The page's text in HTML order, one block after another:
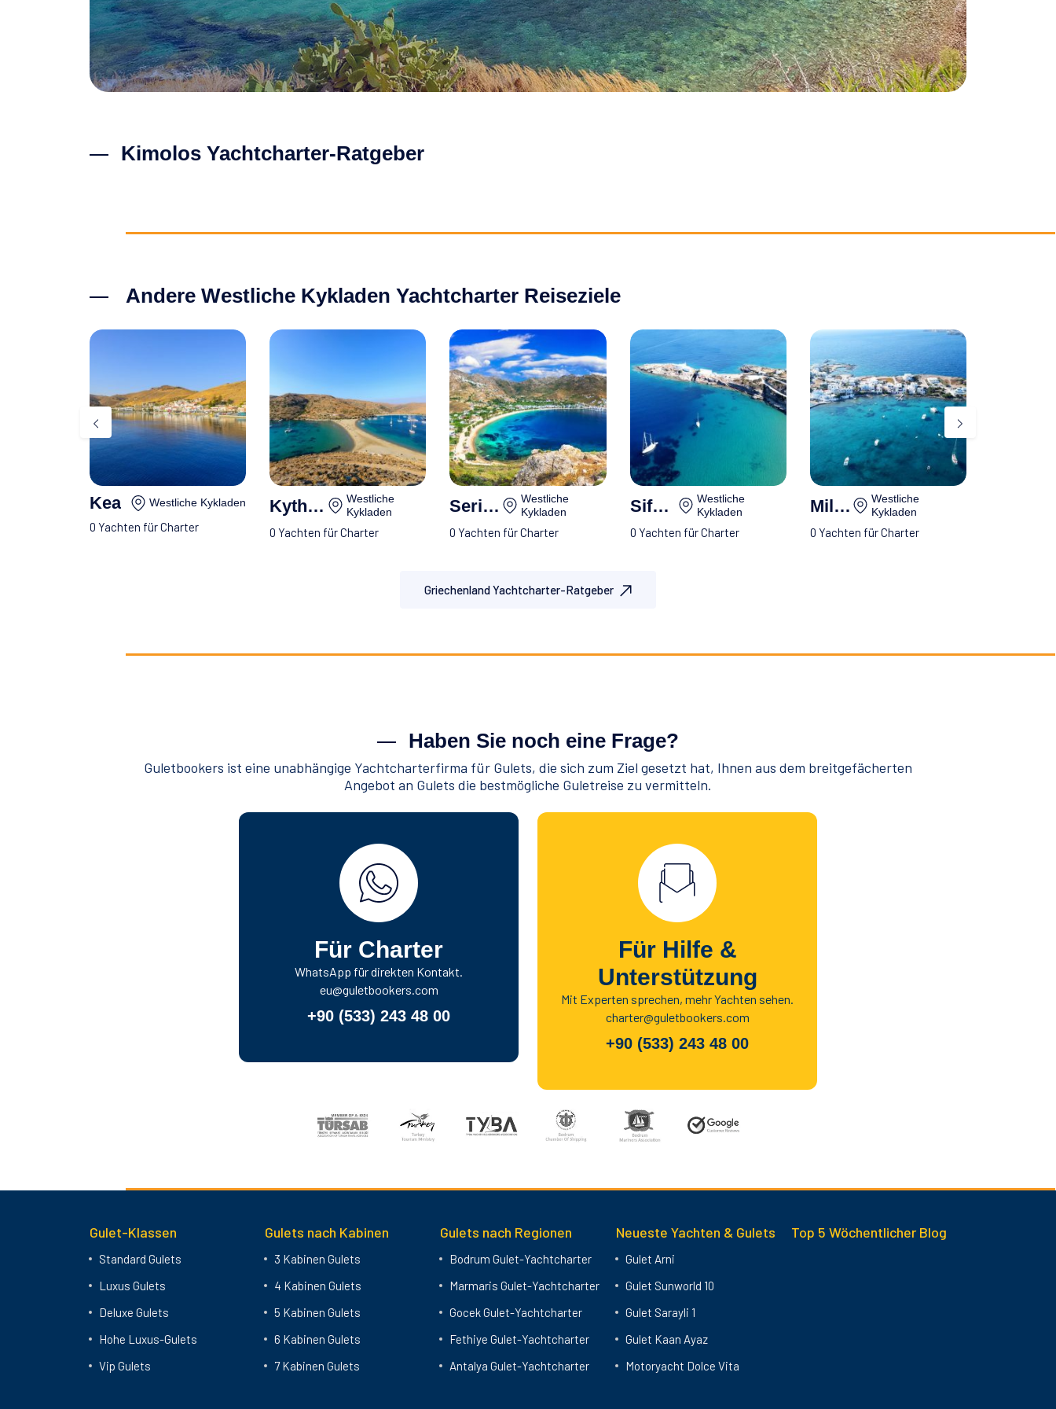
Kimolos Yachtcharter-Ratgeber
Andere Westliche Kykladen Yachtcharter Reiseziele
Kea Westliche Kykladen
0 Yachten für Charter
Kythnos
Westliche
Kykladen
0 Yachten für Charter
Serifos
Westliche
Kykladen
0 Yachten für Charter
Sifnos
Westliche
Kykladen
0 Yachten für Charter
Milos
Westliche
Kykladen
0 Yachten für Charter
Griechenland Yachtcharter-Ratgeber
Haben Sie noch eine Frage?
Guletbookers ist eine unabhängige Yachtcharterfirma für Gulets, die sich zum Ziel gesetzt hat, Ihnen aus dem breitgefächerten
Angebot an Gulets die bestmögliche Guletreise zu vermitteln.
Für Charter
WhatsApp für direkten Kontakt.
eu@guletbookers.com
+90 (533) 243 48 00
Für Hilfe &
Unterstützung
Mit Experten sprechen, mehr Yachten sehen.
charter@guletbookers.com
+90 (533) 243 48 00
Gulet-Klassen
Standard Gulets
Luxus Gulets
Deluxe Gulets
Hohe Luxus-Gulets
Vip Gulets
Gulets nach Kabinen
3 Kabinen Gulets
4 Kabinen Gulets
5 Kabinen Gulets
6 Kabinen Gulets
7 Kabinen Gulets
Gulets nach Regionen
Bodrum Gulet-Yachtcharter
Marmaris Gulet-Yachtcharter
Gocek Gulet-Yachtcharter
Fethiye Gulet-Yachtcharter
Antalya Gulet-Yachtcharter
Neueste Yachten & Gulets
Gulet Arni
Gulet Sunworld 10
Gulet Sarayli 1
Gulet Kaan Ayaz
Motoryacht Dolce Vita
Top 5 Wöchentlicher Blog